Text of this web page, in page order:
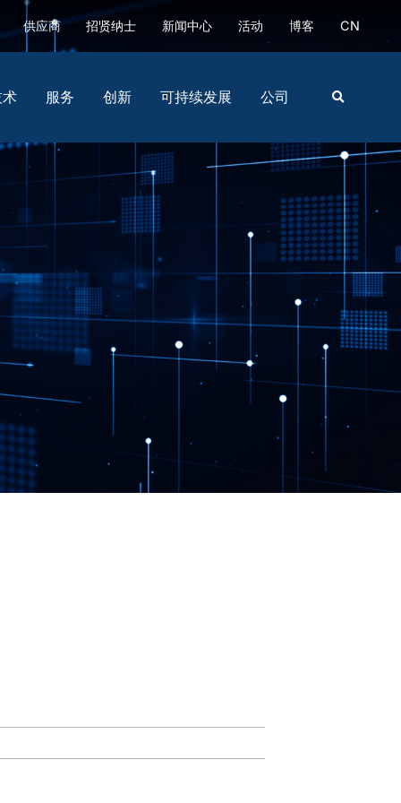
供应商 招贤纳士 新闻中心 活动 博客 CN
服务 创新 可持续发展 公司